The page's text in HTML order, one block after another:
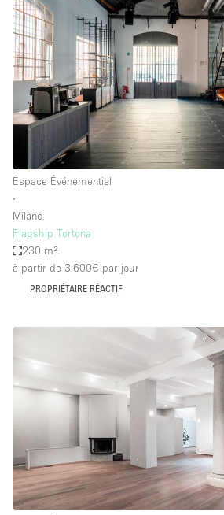
Espace Événementiel
∙
Milano
Flagship Tortona
230 m²
à partir de 3.600€ par jour
PROPRIÉTAIRE RÉACTIF